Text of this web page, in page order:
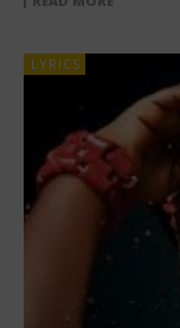
LYRICS